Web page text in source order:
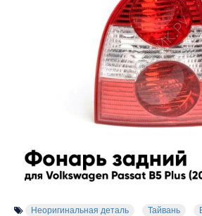
Неоригинальная деталь Тайвань